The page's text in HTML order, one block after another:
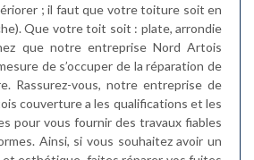
; il faut que votre toiture soit en
Que votre toit soit : plate, arrondie
que notre entreprise Nord Artois
de s’occuper de la réparation de
Rassurez-vous, notre entreprise de
couverture a les qualifications et les
pour vous fournir des travaux fiables
Ainsi, si vous souhaitez avoir un